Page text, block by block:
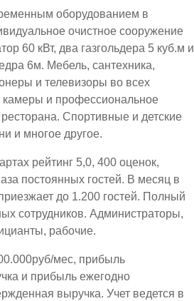
оборудованием в
очистное сооружение
60 кВт, два газгольдера 5 куб.м и
6м. Мебель, сантехника,
и телевизоры во всех
и профессиональное
Спортивные и детские
и многое другое.
рейтинг 5,0, 400 оценок,
постоянных гостей. В месяц в
до 1.200 гостей. Полный
сотрудников. Администраторы,
рабочие.
мес, прибыль
и прибыль ежегодно
выручка. Учет ведется в